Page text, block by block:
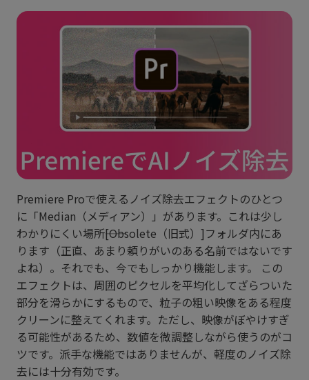
Premiere Proで使えるノイズ除去エフェクトのひとつ
に「Median（メディアン）」があります。これは少し
わかりにくい場所――[Obsolete（旧式）]フォルダ内にあ
ります（正直、あまり頼りがいのある名前ではないです
よね）。それでも、今でもしっかり機能します。 この
エフェクトは、周囲のピクセルを平均化してざらついた
部分を滑らかにするもので、粒子の粗い映像をある程度
クリーンに整えてくれます。ただし、映像がぼやけすぎ
る可能性があるため、数値を微調整しながら使うのがコ
ツです。派手な機能ではありませんが、軽度のノイズ除
去には十分有効です。